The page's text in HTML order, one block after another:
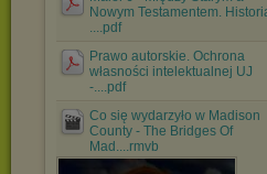
Nowym Testamentem.
....pdf
Prawo autorskie. Ochrona
własności intelektualnej UJ
-....pdf
Co się wydarzyło w Madison
County - The Bridges Of
Mad....rmvb